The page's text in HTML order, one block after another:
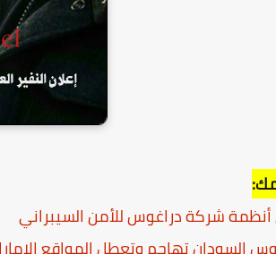
أنظمة شركة دراغوس للأمن السيبراني